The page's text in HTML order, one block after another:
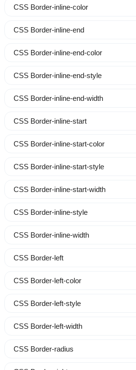
CSS Border-inline-color
CSS Border-inline-end
CSS Border-inline-end-color
CSS Border-inline-end-style
CSS Border-inline-end-width
CSS Border-inline-start
CSS Border-inline-start-color
CSS Border-inline-start-style
CSS Border-inline-start-width
CSS Border-inline-style
CSS Border-inline-width
CSS Border-left
CSS Border-left-color
CSS Border-left-style
CSS Border-left-width
CSS Border-radius